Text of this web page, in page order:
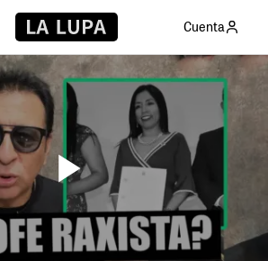
Cuenta